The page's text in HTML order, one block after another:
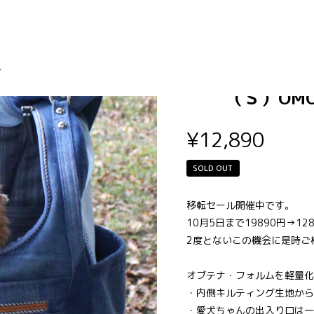
（Ｓ）
¥12,890
SOLD OUT
移転セール開催中です。
10月5日まで19890円
2度とないこの機会に是時
オブテナ・フォルムを軽量
・内側キルティング生地か
・愛犬ちゃんの出入り口は